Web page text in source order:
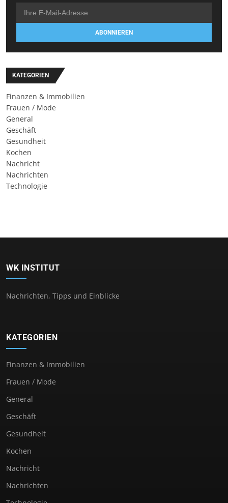
ABONNIEREN
KATEGORIEN
Finanzen & Immobilien
Frauen / Mode
General
Geschäft
Gesundheit
Kochen
Nachricht
Nachrichten
Technologie
WK INSTITUT
Nachrichten, Tipps und Einblicke
KATEGORIEN
Finanzen & Immobilien
Frauen / Mode
General
Geschäft
Gesundheit
Kochen
Nachricht
Nachrichten